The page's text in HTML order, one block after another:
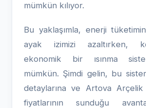
mümkün kılıyor.
Bu yaklaşımla, enerji
ayak izimizi azaltırken,
ekonomik bir ısınma
mümkün. Şimdi gelin, bu
detaylarına ve Artova Arçelik
fiyatlarının sunduğu